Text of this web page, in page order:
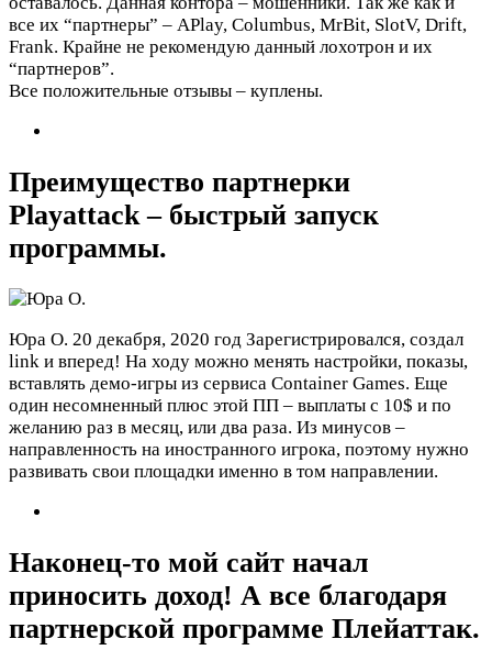
все их “партнеры” – APlay, Columbus, MrBit, SlotV, Drift,
Frank. Крайне не рекомендую данный лохотрон и их
“партнеров”.
Все положительные отзывы – куплены.
Преимущество партнерки
Playattack – быстрый запуск
программы.
Юра О. 20 декабря, 2020 год Зарегистрировался, создал
link и вперед! На ходу можно менять настройки, показы,
вставлять демо-игры из сервиса Container Games. Еще
один несомненный плюс этой ПП – выплаты с 10$ и по
желанию раз в месяц, или два раза. Из минусов –
направленность на иностранного игрока, поэтому нужно
развивать свои площадки именно в том направлении.
Наконец-то мой сайт начал
приносить доход! А все благодаря
партнерской программе Плейаттак.